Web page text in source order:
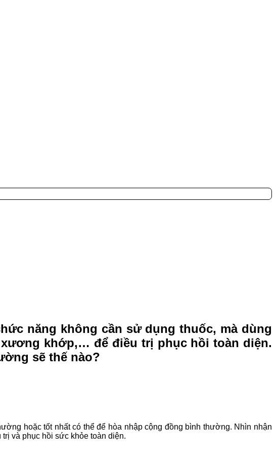
năng không cần sử dụng thuốc, mà dùng
khớp,… để điều trị phục hồi toàn diện.
sẽ thế nào?
hoặc tốt nhất có thể để hòa nhập cộng đồng bình thường. Nhìn nhận
và phục hồi sức khỏe toàn diện.